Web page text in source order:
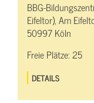
BBG-
Eifeltor), Am
50997 Köln
Freie Plätze:25
DETAILS